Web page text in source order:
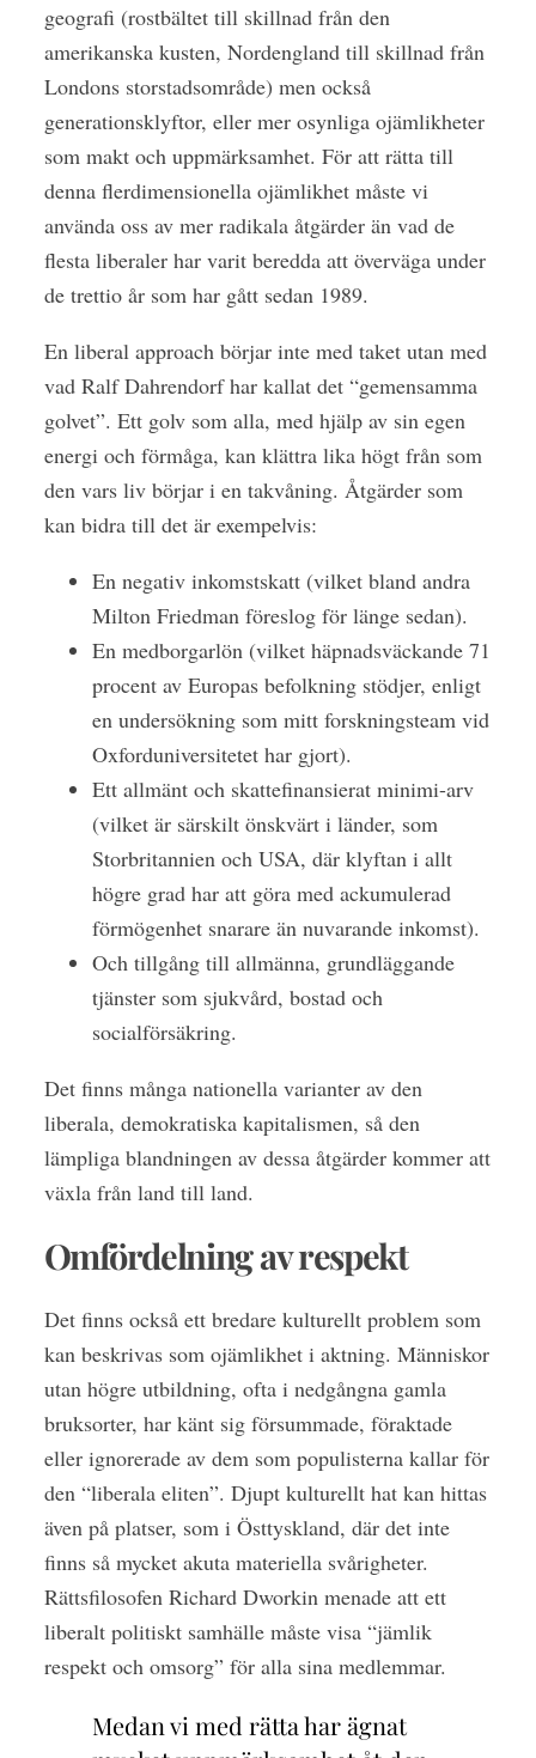
geografi (rostbältet till skillnad från den
amerikanska kusten, Nordengland till skillnad från
Londons storstadsområde) men också
generationsklyftor, eller mer osynliga ojämlikheter
som makt och uppmärksamhet. För att rätta till
denna flerdimensionella ojämlikhet måste vi
använda oss av mer radikala åtgärder än vad de
flesta liberaler har varit beredda att överväga under
de trettio år som har gått sedan 1989.
En liberal approach börjar inte med taket utan med
vad Ralf Dahrendorf har kallat det “gemensamma
golvet”. Ett golv som alla, med hjälp av sin egen
energi och förmåga, kan klättra lika högt från som
den vars liv börjar i en takvåning. Åtgärder som
kan bidra till det är exempelvis:
En negativ inkomstskatt (vilket bland andra
Milton Friedman föreslog för länge sedan).
En medborgarlön (vilket häpnadsväckande 71
procent av Europas befolkning stödjer, enligt
en undersökning som mitt forskningsteam vid
Oxforduniversitetet har gjort).
Ett allmänt och skattefinansierat minimi-arv
(vilket är särskilt önskvärt i länder, som
Storbritannien och USA, där klyftan i allt
högre grad har att göra med ackumulerad
förmögenhet snarare än nuvarande inkomst).
Och tillgång till allmänna, grundläggande
tjänster som sjukvård, bostad och
socialförsäkring.
Det finns många nationella varianter av den
liberala, demokratiska kapitalismen, så den
lämpliga blandningen av dessa åtgärder kommer att
växla från land till land.
Omfördelning av respekt
Det finns också ett bredare kulturellt problem som
kan beskrivas som ojämlikhet i aktning. Människor
utan högre utbildning, ofta i nedgångna gamla
bruksorter, har känt sig försummade, föraktade
eller ignorerade av dem som populisterna kallar för
den “liberala eliten”. Djupt kulturellt hat kan hittas
även på platser, som i Östtyskland, där det inte
finns så mycket akuta materiella svårigheter.
Rättsfilosofen Richard Dworkin menade att ett
liberalt politiskt samhälle måste visa “jämlik
respekt och omsorg” för alla sina medlemmar.
Medan vi med rätta har ägnat